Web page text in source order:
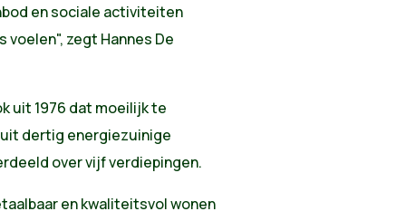
en sociale activiteiten
zegt Hannes De
uit 1976 dat moeilijk te
dertig energiezuinige
over vijf verdiepingen.
en kwaliteitsvol wonen